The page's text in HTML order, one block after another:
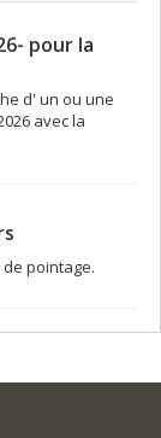
pour la
d' un ou une
avec la
pointage.